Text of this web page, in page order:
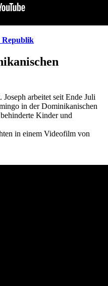
Republik
arbeitet seit Ende Juli
in der Dominikanischen
Kinder und
in einem Videofilm von